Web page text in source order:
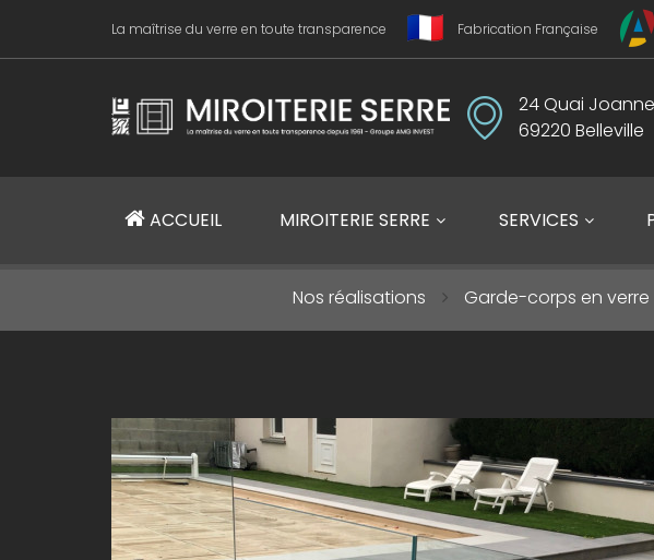
La maîtrise du verre en toute transparence Fabrication Française
24 Quai
69220 Belleville
ACCUEIL MIROITERIE SERRE SERVICES
Nos réalisations Garde-corps en verre